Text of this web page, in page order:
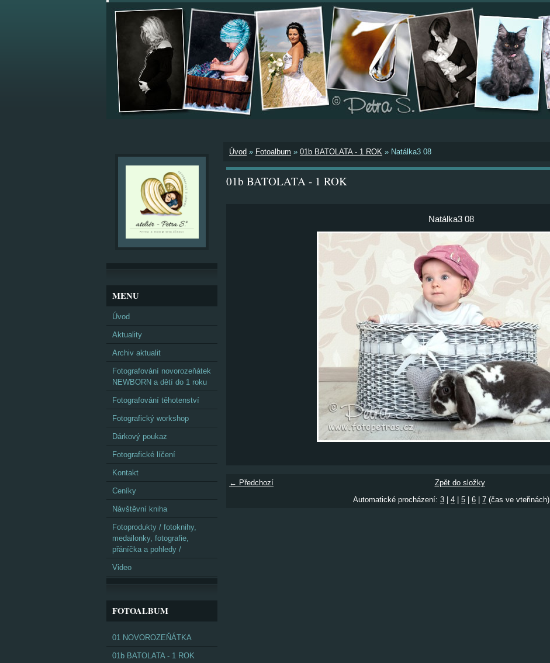
Úvod » Fotoalbum » 01b BATOLATA - 1 ROK » Natálka3 08
01b BATOLATA - 1 ROK
Natálka3 08
← Předchozí
Zpět do složky
Automatické procházení: 3 4 5 6 7 (čas ve vteřinách)
MENU
Úvod
Aktuality
Archiv aktualit
Fotografování novorozeňátek
NEWBORN a dětí do 1 roku
Fotografování těhotenství
Fotografický workshop
Dárkový poukaz
Fotografické líčení
Kontakt
Ceníky
Návštěvní kniha
Fotoprodukty / fotoknihy,
medailonky, fotografie,
přáníčka a pohledy /
Video
FOTOALBUM
01 NOVOROZEŇÁTKA
01b BATOLATA - 1 ROK